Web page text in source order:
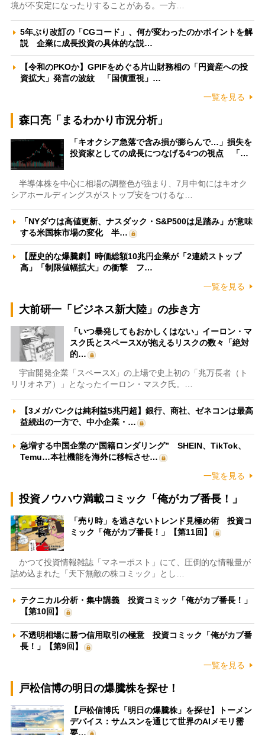
境が不安定になったりすることがある。一方…
5年ぶり改訂の「CGコード」、何が変わったのかポイントを解
説 企業に成長投資の具体的な説…
【令和のPKOか】GPIFをめぐる片山財務相の「円資産への投
資拡大」発言の波紋 「国債重視」…
一覧を見る
森口亮「まるわかり市況分析」
「キオクシア急落で含み損が膨らんで…」損失を
投資家としての成長につなげる4つの視点 「…
半導体株を中心に相場の調整色が強まり、7月中旬にはキオク
シアホールディングスがストップ安をつけるな…
「NYダウは高値更新、ナスダック・S&P500は足踏み」が意味
する米国株市場の変化 半…
【歴史的な爆騰劇】時価総額10兆円企業が「2連続ストップ
高」「制限値幅拡大」の衝撃 フ…
一覧を見る
大前研一「ビジネス新大陸」の歩き方
「いつ暴発してもおかしくはない」イーロン・マ
スク氏とスペースXが抱えるリスクの数々「絶対
的…
宇宙開発企業「スペースX」の上場で史上初の「兆万長者（ト
リリオネア）」となったイーロン・マスク氏。…
【3メガバンクは純利益5兆円超】銀行、商社、ゼネコンは最高
益続出の一方で、中小企業・…
急増する中国企業の“国籍ロンダリング” SHEIN、TikTok、
Temu…本社機能を海外に移転させ…
一覧を見る
投資ノウハウ満載コミック「俺がカブ番長！」
「売り時」を逃さないトレンド見極め術 投資コ
ミック「俺がカブ番長！」【第11回】
かつて投資情報雑誌「マネーポスト」にて、圧倒的な情報量が
詰め込まれた「天下無敵の株コミック」とし…
テクニカル分析・集中講義 投資コミック「俺がカブ番長！」
【第10回】
不透明相場に勝つ信用取引の極意 投資コミック「俺がカブ番
長！」【第9回】
一覧を見る
戸松信博の明日の爆騰株を探せ！
【戸松信博氏「明日の爆騰株」を探せ】トーメン
デバイス：サムスンを通じて世界のAIメモリ需
要…